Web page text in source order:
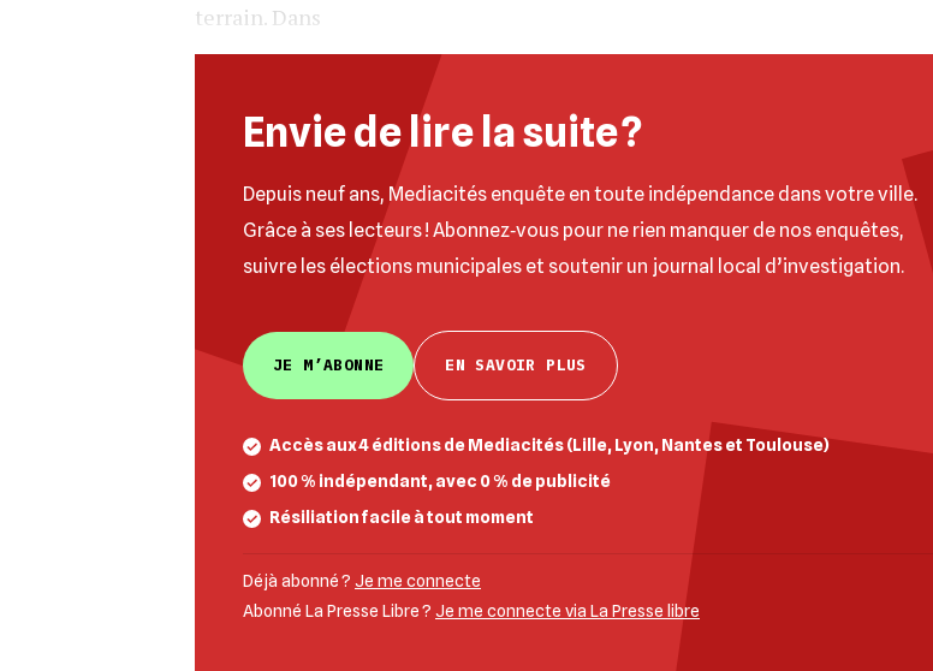
terrain. Dans
Envie de lire la suite ?
Depuis neuf ans, Mediacités enquête en toute indépendance dans votre ville.
Grâce à ses lecteurs ! Abonnez‐vous pour ne rien manquer de nos enquêtes,
suivre les élections municipales et soutenir un journal local d’investigation.
JE M’ABONNE EN SAVOIR PLUS
Accès aux 4 éditions de Mediacités (Lille, Lyon, Nantes et Toulouse)
100 % indépendant, avec 0 % de publicité
Résiliation facile à tout moment
Déjà abonné ? Je me connecte
Abonné La Presse Libre ? Je me connecte via La Presse libre